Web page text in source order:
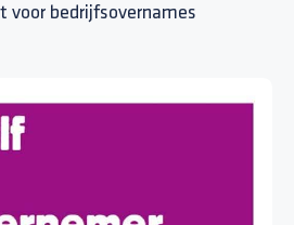
voor bedrijfsovernames